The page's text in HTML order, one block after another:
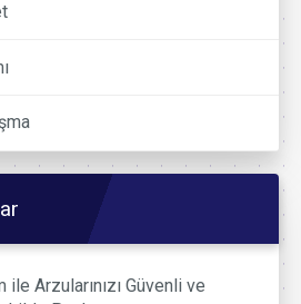
Arzularınızı Güvenli ve